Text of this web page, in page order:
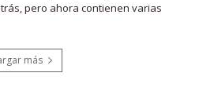
pero ahora contienen varias
más